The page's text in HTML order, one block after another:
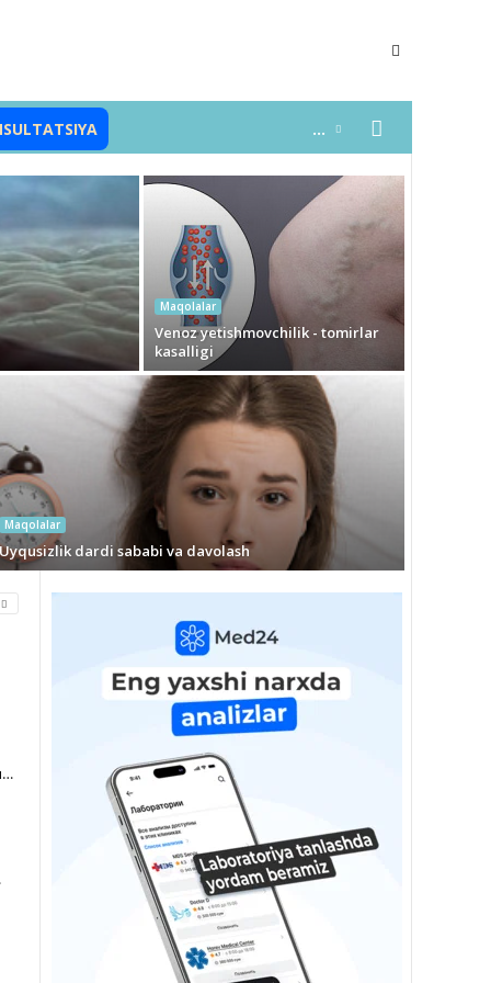
...
Maqolalar
Venoz yetishmovchilik - tomirlar
kasalligi
Maqolalar
Uyqusizlik dardi sababi va davolash